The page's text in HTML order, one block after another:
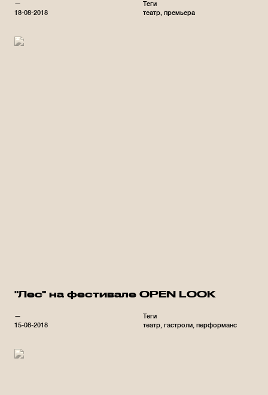
—
18-08-2018
Теги
театр премьера
"Лес" на фестивале OPEN LOOK
—
15-08-2018
Теги
театр гастроли перформанс